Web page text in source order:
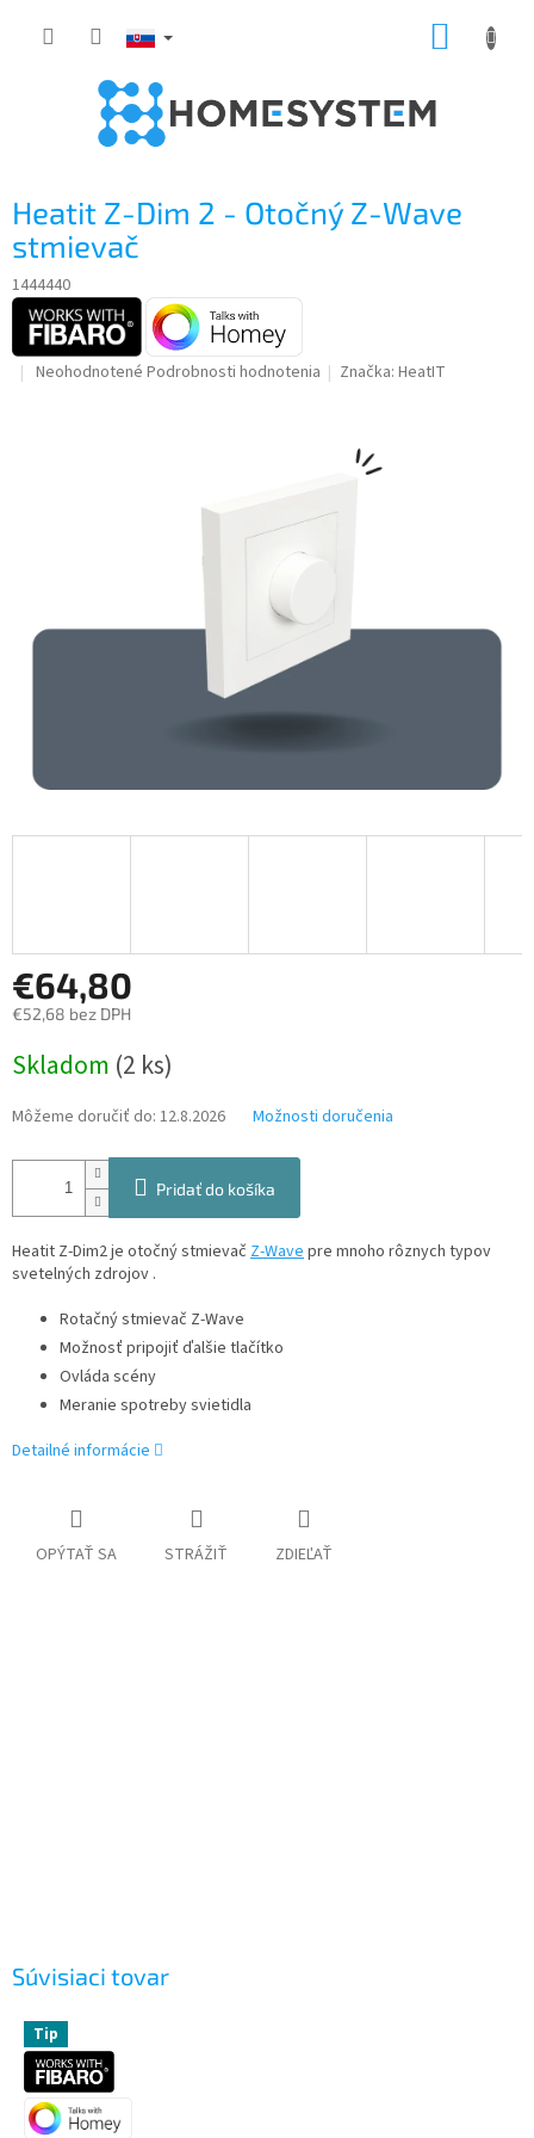
Heatit Z-Dim 2 - Otočný Z-Wave
stmievač
1444440
Priemerné
Neohodnotené Podrobnosti hodnotenia Značka:HeatIT
€64,80
€52,68 bez DPH
cena:
Skladom (2 ks)
Môžeme doručiť do: 12.8.2026 Možnosti doručenia
Pridať do košíka
Heatit Z-Dim2 je otočný stmievač Z-Wavepre mnoho rôznych typov
svetelných zdrojov .
Rotačný stmievač Z-Wave
Možnosť pripojiť ďalšie tlačítko
Ovláda scény
Meranie spotreby svietidla
Detailné informácie
OPÝTAŤ SA STRÁŽIŤ ZDIEĽAŤ
Súvisiaci tovar
Tip